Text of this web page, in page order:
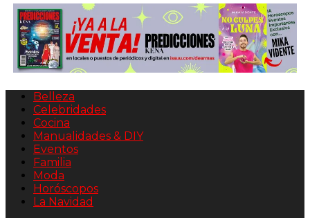
Belleza
Celebridades
Cocina
Manualidades & DIY
Eventos
Familia
Moda
Horóscopos
La Navidad